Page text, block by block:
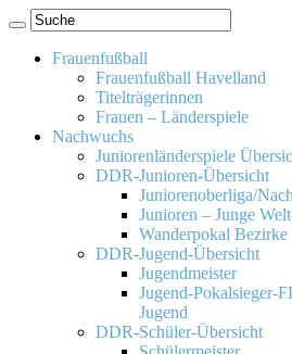
Frauenfußball
Frauenfußball Havelland
Titelträgerinnen
Frauen – Länderspiele
Nachwuchs
Juniorenländerspiele
DDR-Junioren-Übersicht
Juniorenoberliga/
Junioren – Junge
Wanderpokal Bezirke
DDR-Jugend-Übersicht
Jugendmeister
Jugend-Pokalsieger-
Jugend
DDR-Schüler-Übersicht